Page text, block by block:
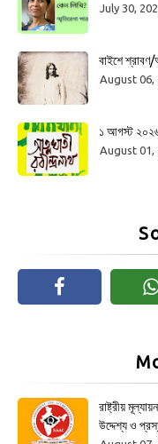
July 30,
বাইশে
August 06,
১ আগস্ট
August 01,
রাষ্ট্রীয়
উদ্দেশ্য ও